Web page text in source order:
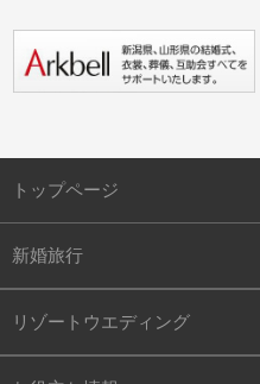
トップページ
新婚旅行
リゾートウエディング